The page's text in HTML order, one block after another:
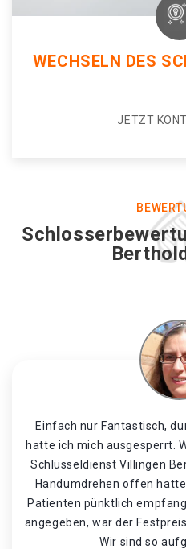
WECHSELN DES
JETZT
Einfach nur Fantastisch,
hatte ich mich ausgesperrt.
Schlüsseldienst Villingen
Handumdrehen offen
Patienten pünktlich
angegeben, war der
Wir sind so